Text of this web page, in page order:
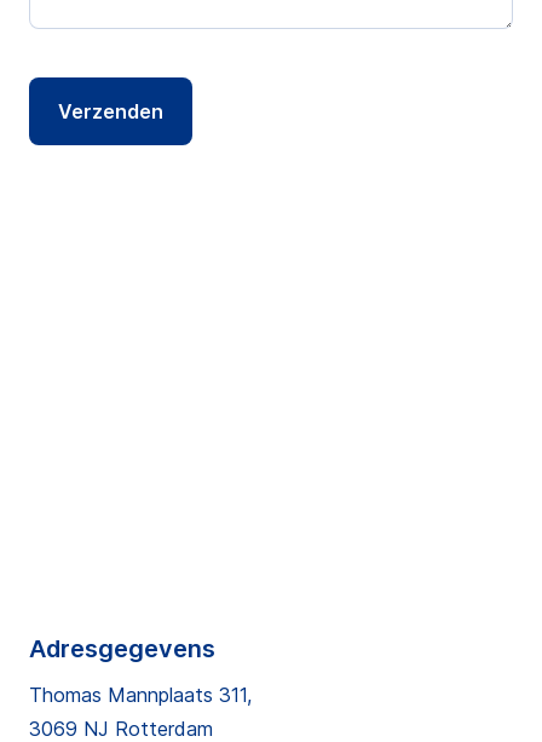
Adresgegevens
Thomas Mannplaats 311,
3069 NJ Rotterdam